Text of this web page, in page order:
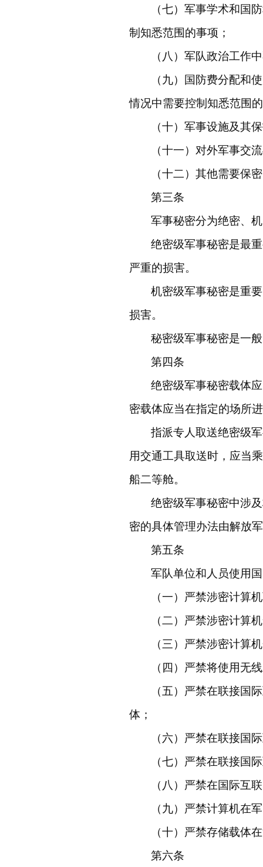
（七）军事学术和国
制知悉范围的事项；
（八）军队政治工作
（九）国防费分配和
情况中需要控制知悉范围
（十）军事设施及其
（十一）对外军事交
（十二）其他需要保
第三条
军事秘密分为绝密、
绝密级军事秘密是最
严重的损害。
机密级军事秘密是重
损害。
秘密级军事秘密是一
第四条
绝密级军事秘密载体
密载体应当在指定的场所
指派专人取送绝密级
用交通工具取送时，应当
船二等舱。
绝密级军事秘密中涉
密的具体管理办法由解放
第五条
军队单位和人员使用
（一）严禁涉密计算
（二）严禁涉密计算
（三）严禁涉密计算
（四）严禁将使用无
（五）严禁在联接国
体；
（六）严禁在联接国
（七）严禁在联接国
（八）严禁在国际互
（九）严禁计算机在
（十）严禁存储载体
第六条